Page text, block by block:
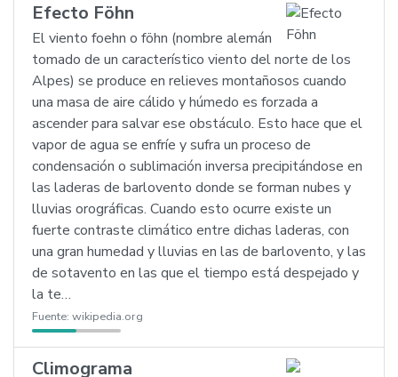
Efecto Föhn
El viento foehn o föhn (nombre alemán
tomado de un característico viento del norte de los
Alpes) se produce en relieves montañosos cuando
una masa de aire cálido y húmedo es forzada a
ascender para salvar ese obstáculo. Esto hace que el
vapor de agua se enfríe y sufra un proceso de
condensación o sublimación inversa precipitándose en
las laderas de barlovento donde se forman nubes y
lluvias orográficas. Cuando esto ocurre existe un
fuerte contraste climático entre dichas laderas, con
una gran humedad y lluvias en las de barlovento, y las
de sotavento en las que el tiempo está despejado y
la te…
Fuente: wikipedia.org
Climograma